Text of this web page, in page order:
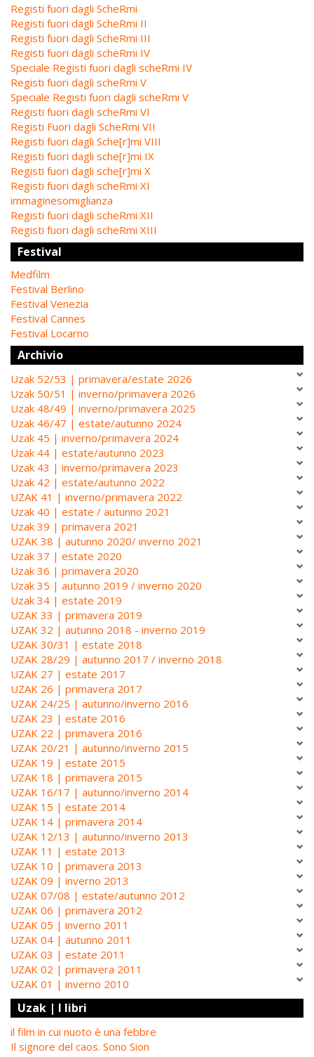
Registi fuori dagli ScheRmi
Registi fuori dagli ScheRmi II
Registi fuori dagli ScheRmi III
Registi fuori dagli scheRmi IV
Speciale Registi fuori dagli scheRmi IV
Registi fuori dagli scheRmi V
Speciale Registi fuori dagli scheRmi V
Registi fuori dagli scheRmi VI
Registi Fuori dagli ScheRmi VII
Registi fuori dagli Sche[r]mi VIII
Registi fuori dagli sche[r]mi IX
Registi fuori dagli sche[r]mi X
Registi fuori dagli scheRmi XI
immaginesomiglianza
Registi fuori dagli scheRmi XII
Registi fuori dagli scheRmi XIII
Festival
Medfilm
Festival Berlino
Festival Venezia
Festival Cannes
Festival Locarno
Archivio
Uzak 52/53 | primavera/estate 2026
Uzak 50/51 | inverno/primavera 2026
Uzak 48/49 | inverno/primavera 2025
Uzak 46/47 | estate/autunno 2024
Uzak 45 | inverno/primavera 2024
Uzak 44 | estate/autunno 2023
Uzak 43 | inverno/primavera 2023
Uzak 42 | estate/autunno 2022
UZAK 41 | inverno/primavera 2022
Uzak 40 | estate / autunno 2021
Uzak 39 | primavera 2021
UZAK 38 | autunno 2020/ inverno 2021
Uzak 37 | estate 2020
Uzak 36 | primavera 2020
Uzak 35 | autunno 2019 / inverno 2020
Uzak 34 | estate 2019
UZAK 33 | primavera 2019
UZAK 32 | autunno 2018 - inverno 2019
UZAK 30/31 | estate 2018
UZAK 28/29 | autunno 2017 / inverno 2018
UZAK 27 | estate 2017
UZAK 26 | primavera 2017
UZAK 24/25 | autunno/inverno 2016
UZAK 23 | estate 2016
UZAK 22 | primavera 2016
UZAK 20/21 | autunno/inverno 2015
UZAK 19 | estate 2015
UZAK 18 | primavera 2015
UZAK 16/17 | autunno/inverno 2014
UZAK 15 | estate 2014
UZAK 14 | primavera 2014
UZAK 12/13 | autunno/inverno 2013
UZAK 11 | estate 2013
UZAK 10 | primavera 2013
UZAK 09 | inverno 2013
UZAK 07/08 | estate/autunno 2012
UZAK 06 | primavera 2012
UZAK 05 | inverno 2011
UZAK 04 | autunno 2011
UZAK 03 | estate 2011
UZAK 02 | primavera 2011
UZAK 01 | inverno 2010
Uzak | I libri
il film in cui nuoto è una febbre
Il signore del caos. Sono Sion